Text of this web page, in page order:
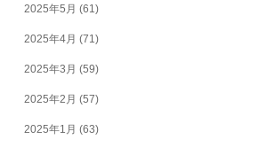
2025年5月 (61)
2025年4月 (71)
2025年3月 (59)
2025年2月 (57)
2025年1月 (63)